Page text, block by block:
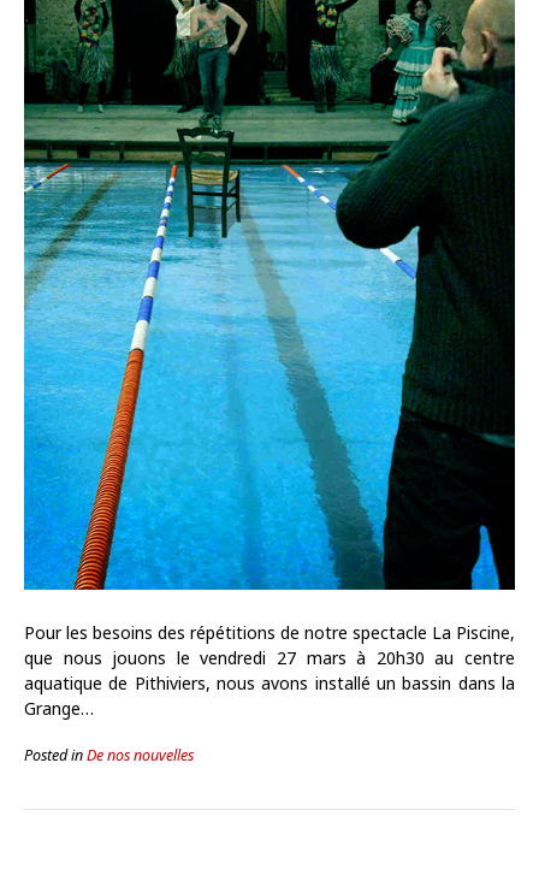
Pour les besoins des répétitions de notre spectacle La Piscine,
que nous jouons le vendredi 27 mars à 20h30 au centre
aquatique de Pithiviers, nous avons installé un bassin dans la
Grange…
Posted inDe nos nouvelles